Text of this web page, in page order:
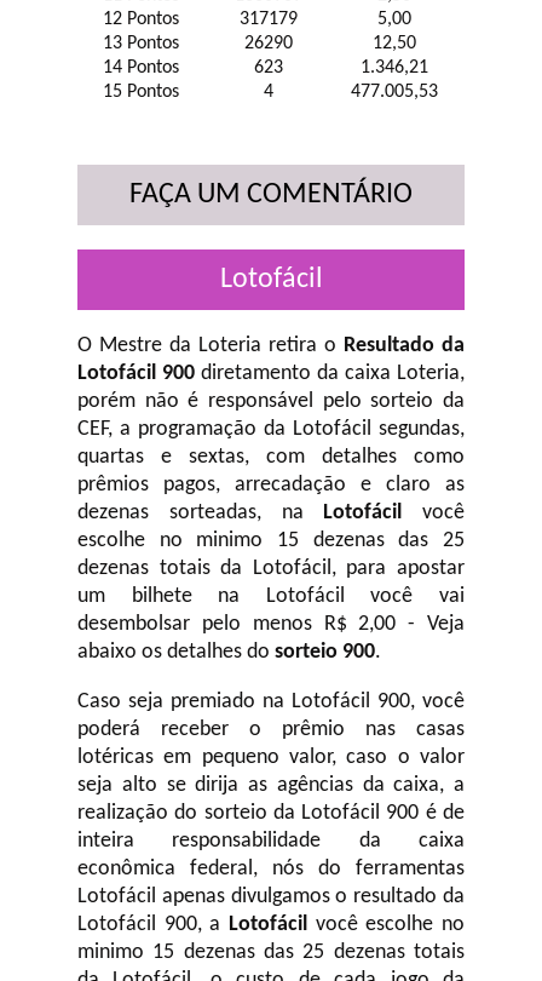
12 Pontos
317179
5,00
13 Pontos
26290
12,50
14 Pontos
623
1.346,21
15 Pontos
4 477.005,53
FAÇA UM COMENTÁRIO
Lotofácil
O Mestre da Loteria retira o Resultado da
Lotofácil 900 diretamento da caixa Loteria,
porém não é responsável pelo sorteio da
CEF, a programação da Lotofácil segundas,
quartas e sextas, com detalhes como
prêmios pagos, arrecadação e claro as
dezenas sorteadas, na Lotofácil você
escolhe no minimo 15 dezenas das 25
dezenas totais da Lotofácil, para apostar
um bilhete na Lotofácil você vai
desembolsar pelo menos R$ 2,00 - Veja
abaixo os detalhes do sorteio 900.
Caso seja premiado na Lotofácil 900, você
poderá receber o prêmio nas casas
lotéricas em pequeno valor, caso o valor
seja alto se dirija as agências da caixa, a
realização do sorteio da Lotofácil 900 é de
inteira responsabilidade da caixa
econômica federal, nós do ferramentas
Lotofácil apenas divulgamos o resultado da
Lotofácil 900, a Lotofácil você escolhe no
minimo 15 dezenas das 25 dezenas totais